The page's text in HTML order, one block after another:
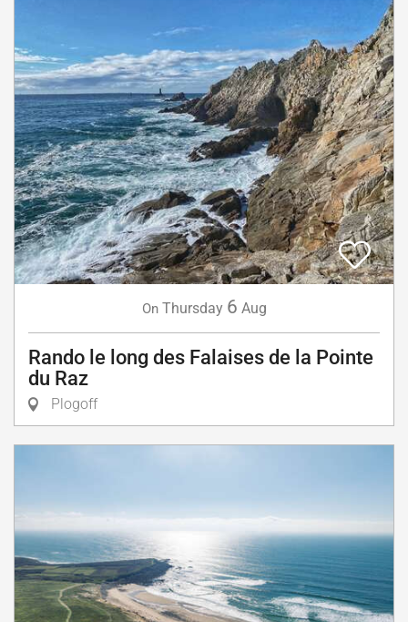
On Thursday 6 Aug
Rando le long des Falaises de la Pointe
du Raz
Plogoff